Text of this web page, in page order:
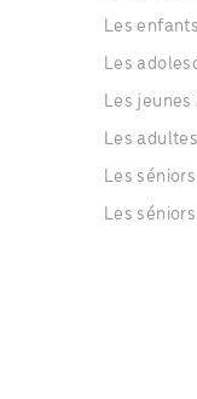
Les
Les
Les jeunes
Les
Les
Les